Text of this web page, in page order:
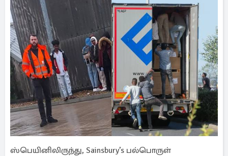
ஸ்பெயினிலிருந்து, Sainsbury’s பல்பொருள்